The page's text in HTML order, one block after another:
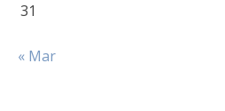
31
« Mar